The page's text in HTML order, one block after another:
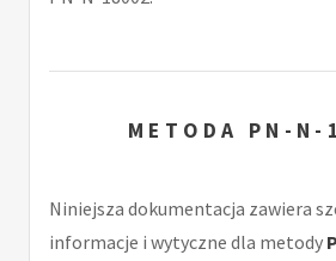
METODA PN-N-
Niniejsza dokumentacja zawiera
informacje i wytyczne dla metody